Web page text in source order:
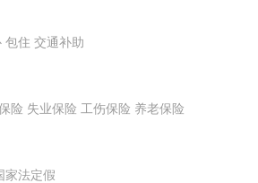
备（电脑、制冷设备、适配器、烘烤
企业管理及工艺创新顺利通过了
，加上团队细腻而周全的服务，赢得了众
电桩）、华为（基站空调）、万宝（空
包住 交通补助
险 失业保险 工伤保险 养老保险
家法定假